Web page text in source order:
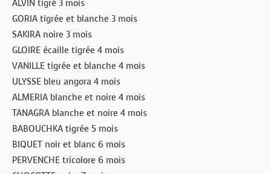
ALVIN tigré 3 mois
GORIA tigrée et blanche 3 mois
SAKIRA noire 3 mois
GLOIRE écaille tigrée 4 mois
VANILLE tigrée et blanche 4 mois
ULYSSE bleu angora 4 mois
ALMERIA blanche et noire 4 mois
TANAGRA blanche et noire 4 mois
BABOUCHKA tigrée 5 mois
BIQUET noir et blanc 6 mois
PERVENCHE tricolore 6 mois